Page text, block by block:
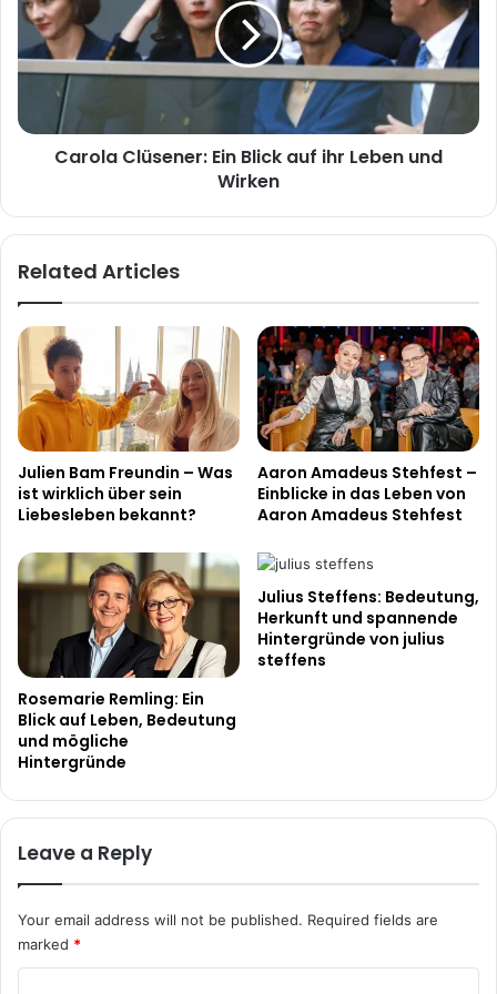
Blick
ihr
Wirken
Carola Clüsener: Ein Blick auf ihr Leben und
Wirken
Related Articles
Julien Bam Freundin – Was
ist wirklich über sein
Liebesleben bekannt?
Aaron Amadeus Stehfest –
Einblicke in das Leben von
Aaron Amadeus Stehfest
Rosemarie Remling: Ein
Blick auf Leben, Bedeutung
und mögliche
Hintergründe
Julius Steffens: Bedeutung,
Herkunft und spannende
Hintergründe von julius
steffens
Leave a Reply
Your email address will not be published. Required fields are
marked *